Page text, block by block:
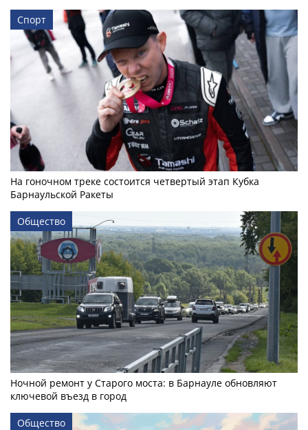
Спорт
На гоночном треке состоится четвертый этап Кубка
Барнаульской Ракеты
Общество
Ночной ремонт у Старого моста: в Барнауле обновляют
ключевой въезд в город
Общество